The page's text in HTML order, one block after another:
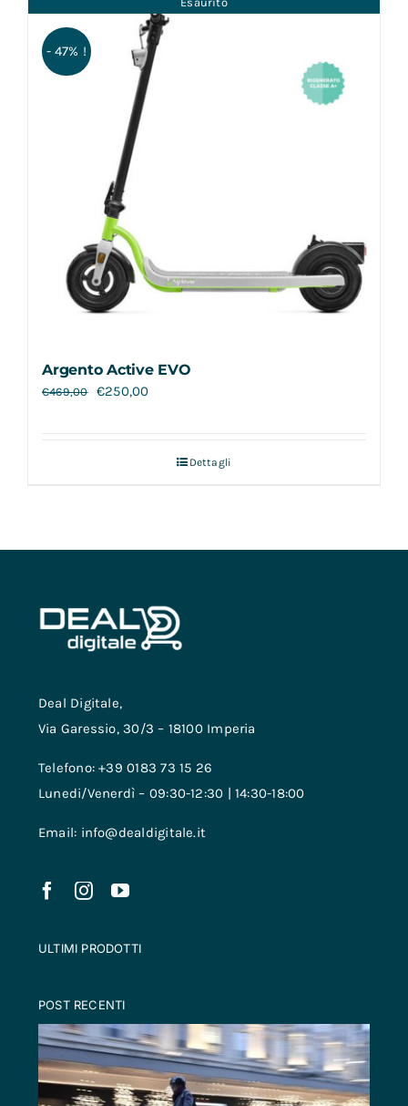
- 47% !
Argento Active EVO
€469,00 €250,00
Dettagli
Deal Digitale,
Via Garessio, 30/3 – 18100 Imperia
Telefono: +39 0183 73 15 26
Lunedi/Venerdì – 09:30-12:30 | 14:30-18:00
Email: info@dealdigitale.it
ULTIMI PRODOTTI
POST RECENTI